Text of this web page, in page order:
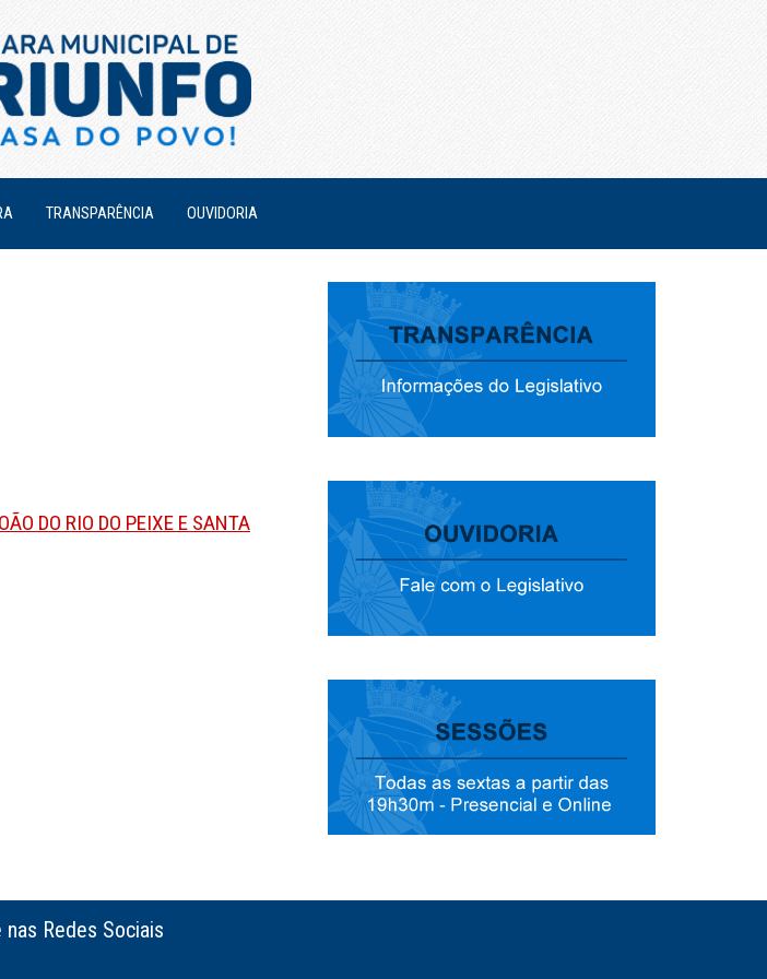
TRANSPARÊNCIA OUVIDORIA
DO RIO DO PEIXE E SANTA
nas Redes Sociais